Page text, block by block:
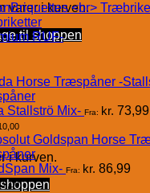
varer i kurven.
til shoppen
i kurven.
RUF-
Stallströ Mix- Fra: kr. 73,99
Mix- Fra: kr. 86,99
12,00